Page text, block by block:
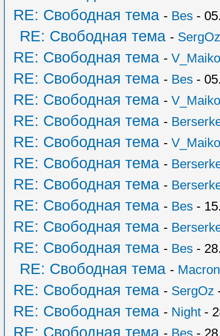
RE: Свободная тема - Bes -
RE: Свободная тема - SergOz
RE: Свободная тема - V_Maiko
RE: Свободная тема - Bes -
RE: Свободная тема - V_Maiko
RE: Свободная тема -
RE: Свободная тема - V_Maiko
RE: Свободная тема -
RE: Свободная тема -
RE: Свободная тема - Bes -
RE: Свободная тема -
RE: Свободная тема - Bes -
RE: Свободная тема -
RE: Свободная тема - SergOz
RE: Свободная тема - Night -
RE: Свободная тема - Bes -